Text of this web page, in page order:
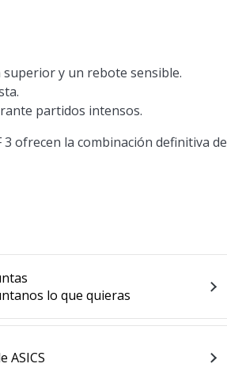
superior y un rebote sensible.
partidos intensos.
3 ofrecen la combinación definitiva de
lo que quieras
ASICS